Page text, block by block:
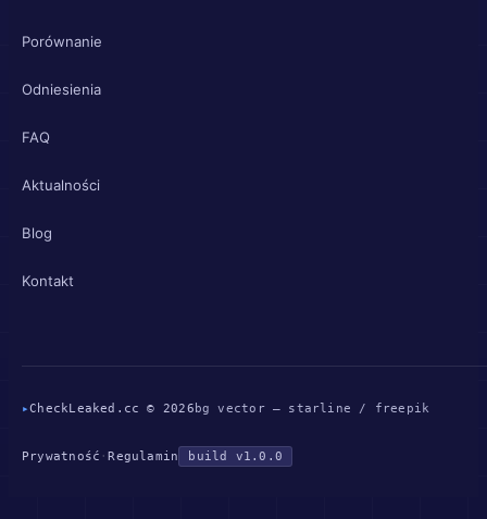
Porównanie
Odniesienia
FAQ
Aktualności
Blog
Kontakt
▸CheckLeaked.cc © 2026 bg vector — starline / freepik
Prywatność ·Regulamin build v1.0.0